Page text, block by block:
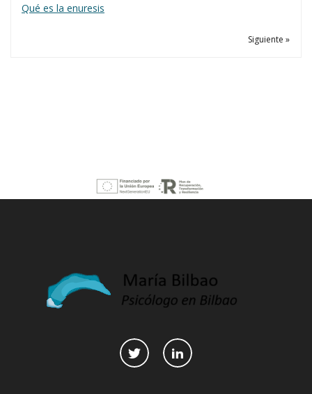
Qué es la enuresis
Siguiente »